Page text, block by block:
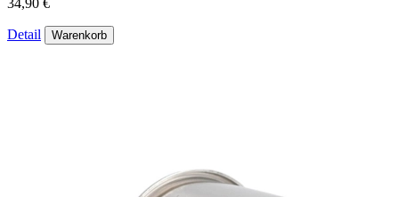
34,90 €
Detail Warenkorb